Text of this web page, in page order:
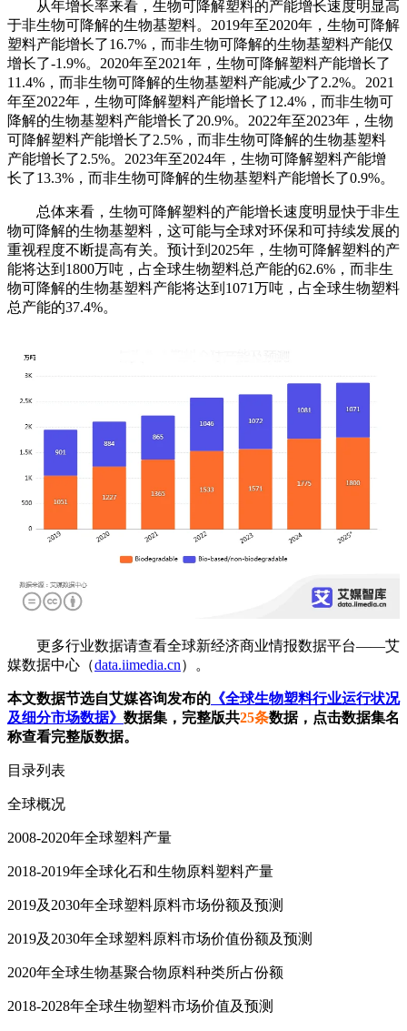
从年增长率来看，生物可降解塑料的产能增长速度明显高
于非生物可降解的生物基塑料。2019年至2020年，生物可降解
塑料产能增长了16.7%，而非生物可降解的生物基塑料产能仅
增长了-1.9%。2020年至2021年，生物可降解塑料产能增长了
11.4%，而非生物可降解的生物基塑料产能减少了2.2%。2021
年至2022年，生物可降解塑料产能增长了12.4%，而非生物可
降解的生物基塑料产能增长了20.9%。2022年至2023年，生物
可降解塑料产能增长了2.5%，而非生物可降解的生物基塑料
产能增长了2.5%。2023年至2024年，生物可降解塑料产能增
长了13.3%，而非生物可降解的生物基塑料产能增长了0.9%。
总体来看，生物可降解塑料的产能增长速度明显快于非生
物可降解的生物基塑料，这可能与全球对环保和可持续发展的
重视程度不断提高有关。预计到2025年，生物可降解塑料的产
能将达到1800万吨，占全球生物塑料总产能的62.6%，而非生
物可降解的生物基塑料产能将达到1071万吨，占全球生物塑料
总产能的37.4%。
更多行业数据请查看全球新经济商业情报数据平台——艾
媒数据中心（data.iimedia.cn）。
本文数据节选自艾媒咨询发布的 《全球生物塑料行业运行状况
及细分市场数据》 数据集，完整版共25条数据，点击数据集名
称查看完整版数据。
目录列表
全球概况
2008-2020年全球塑料产量
2018-2019年全球化石和生物原料塑料产量
2019及2030年全球塑料原料市场份额及预测
2019及2030年全球塑料原料市场价值份额及预测
2020年全球生物基聚合物原料种类所占份额
2018-2028年全球生物塑料市场价值及预测